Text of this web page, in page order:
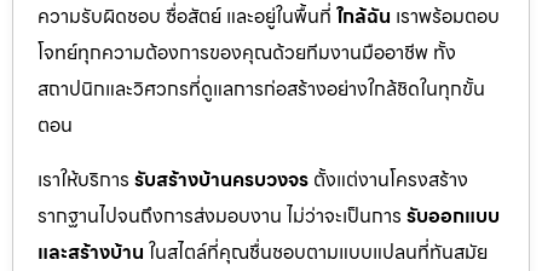
ความรับผิดชอบ ซื่อสัตย์ และอยู่ในพื้นที่ ใกล้ฉัน เราพร้อมตอบ
โจทย์ทุกความต้องการของคุณด้วยทีมงานมืออาชีพ ทั้ง
สถาปนิกและวิศวกรที่ดูแลการก่อสร้างอย่างใกล้ชิดในทุกขั้น
ตอน
เราให้บริการ รับสร้างบ้านครบวงจร ตั้งแต่งานโครงสร้าง
รากฐานไปจนถึงการส่งมอบงาน ไม่ว่าจะเป็นการ รับออกแบบ
และสร้างบ้าน ในสไตล์ที่คุณชื่นชอบตามแบบแปลนที่ทันสมัย